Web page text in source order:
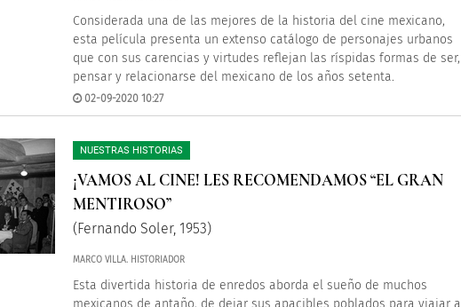
Considerada una de las mejores de la historia del cine mexicano,
esta película presenta un extenso catálogo de personajes urbanos
que con sus carencias y virtudes reflejan las ríspidas formas de ser,
pensar y relacionarse del mexicano de los años setenta.
02-09-2020 10:27
NUESTRAS HISTORIAS
¡VAMOS AL CINE! LES RECOMENDAMOS “EL GRAN
MENTIROSO”
(Fernando Soler, 1953)
MARCO VILLA. HISTORIADOR
Esta divertida historia de enredos aborda el sueño de muchos
mexicanos de antaño, de dejar sus apacibles poblados para viajar a